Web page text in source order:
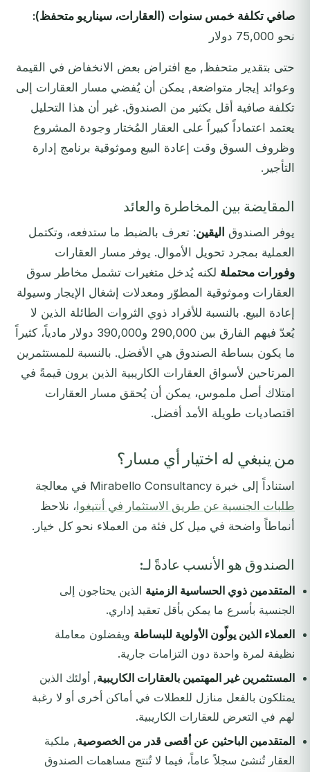
صافي تكلفة خمس سنوات (العقارات، سيناريو متحفظ):
نحو 75,000 دولار
حتى بتقدير متحفظ, مع افتراض بعض الانخفاض في القيمة
وعوائد إيجار متواضعة, يمكن أن يُفضي مسار العقارات إلى
تكلفة صافية أقل بكثير من الصندوق. غير أن هذا التحليل
يعتمد اعتماداً كبيراً على العقار المُختار وجودة المشروع
وظروف السوق وقت إعادة البيع وموثوقية برنامج إدارة
التأجير.
المقايضة بين المخاطرة والعائد
يوفر الصندوق اليقين: تعرف بالضبط ما ستدفعه، وتكتمل
العملية بمجرد تحويل الأموال. يوفر مسار العقارات
وفورات محتملة لكنه يُدخل متغيرات تشمل مخاطر سوق
العقارات وموثوقية المطوّر ومعدلات إشغال الإيجار وسيولة
إعادة البيع. بالنسبة للأفراد ذوي الثروات الطائلة الذين لا
يُعدّ فيهم الفارق بين 290,000 و390,000 دولار مادياً، كثيراً
ما يكون بساطة الصندوق هي الأفضل. بالنسبة للمستثمرين
المرتاحين لأسواق العقارات الكاريبية الذين يرون قيمةً في
امتلاك أصل ملموس، يمكن أن يُحقق مسار العقارات
اقتصاديات طويلة الأمد أفضل.
من ينبغي له اختيار أي مسار؟
استناداً إلى خبرة Mirabello Consultancy في معالجة
طلبات الجنسية عن طريق الاستثمار في أنتيغوا ، نلاحظ
أنماطاً واضحة في ميل كل فئة من العملاء نحو كل خيار.
الصندوق هو الأنسب عادةً لـ:
المتقدمين ذوي الحساسية الزمنية الذين يحتاجون إلى
الجنسية بأسرع ما يمكن بأقل تعقيد إداري.
العملاء الذين يولّون الأولوية للبساطة ويفضلون معاملة
نظيفة لمرة واحدة دون التزامات جارية.
المستثمرين غير المهتمين بالعقارات الكاريبية, أولئك الذين
يمتلكون بالفعل منازل للعطلات في أماكن أخرى أو لا رغبة
لهم في التعرض للعقارات الكاريبية.
المتقدمين الباحثين عن أقصى قدر من الخصوصية, ملكية
العقار تُنشئ سجلاً عاماً، فيما لا تُنتج مساهمات الصندوق